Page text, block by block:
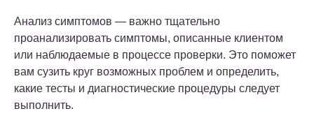
Анализ симптомов — важно тщательно
проанализировать симптомы, описанные клиентом
или наблюдаемые в процессе проверки. Это поможет
вам сузить круг возможных проблем и определить,
какие тесты и диагностические процедуры следует
выполнить.